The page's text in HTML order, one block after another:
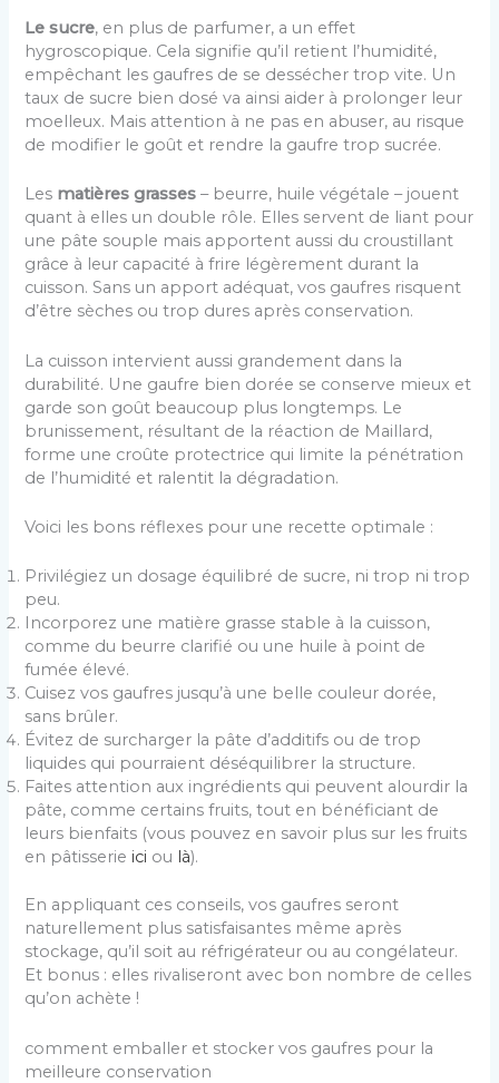
Le sucre, en plus de parfumer, a un effet
hygroscopique. Cela signifie qu’il retient l’humidité,
empêchant les gaufres de se dessécher trop vite. Un
taux de sucre bien dosé va ainsi aider à prolonger leur
moelleux. Mais attention à ne pas en abuser, au risque
de modifier le goût et rendre la gaufre trop sucrée.
Les matières grasses – beurre, huile végétale – jouent
quant à elles un double rôle. Elles servent de liant pour
une pâte souple mais apportent aussi du croustillant
grâce à leur capacité à frire légèrement durant la
cuisson. Sans un apport adéquat, vos gaufres risquent
d’être sèches ou trop dures après conservation.
La cuisson intervient aussi grandement dans la
durabilité. Une gaufre bien dorée se conserve mieux et
garde son goût beaucoup plus longtemps. Le
brunissement, résultant de la réaction de Maillard,
forme une croûte protectrice qui limite la pénétration
de l’humidité et ralentit la dégradation.
Voici les bons réflexes pour une recette optimale :
Privilégiez un dosage équilibré de sucre, ni trop ni trop
peu.
Incorporez une matière grasse stable à la cuisson,
comme du beurre clarifié ou une huile à point de
fumée élevé.
Cuisez vos gaufres jusqu’à une belle couleur dorée,
sans brûler.
Évitez de surcharger la pâte d’additifs ou de trop
liquides qui pourraient déséquilibrer la structure.
Faites attention aux ingrédients qui peuvent alourdir la
pâte, comme certains fruits, tout en bénéficiant de
leurs bienfaits (vous pouvez en savoir plus sur les fruits
en pâtisserie ici ou là).
En appliquant ces conseils, vos gaufres seront
naturellement plus satisfaisantes même après
stockage, qu’il soit au réfrigérateur ou au congélateur.
Et bonus : elles rivaliseront avec bon nombre de celles
qu’on achète !
comment emballer et stocker vos gaufres pour la
meilleure conservation